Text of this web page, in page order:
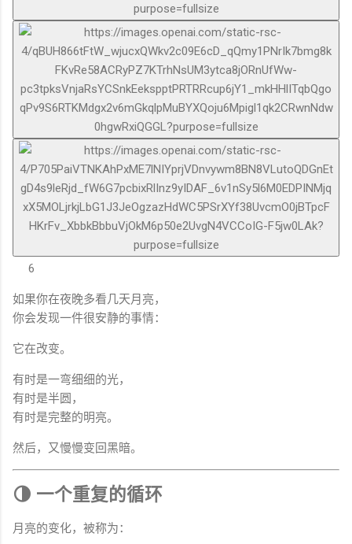
6
如果你在夜晚多看几天月亮，
你会发现一件很安静的事情：
它在改变。
有时是一弯细细的光，
有时是半圆，
有时是完整的明亮。
然后，又慢慢变回黑暗。
🌗 一个重复的循环
月亮的变化，被称为：